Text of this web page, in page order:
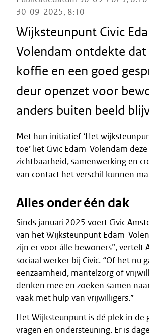
30-09-2025, 8:10
Wijksteunpunt Civic
Volendam ontdekte dat
koffie en een goed
deur openzet voor
anders buiten beeld
Met hun initiatief ‘Het
toe’ liet Civic Edam-Volendam
zichtbaarheid, samenwerking en
van contact het verschil kunnen
Alles onder één dak
Sinds januari 2025 voert Civic
van het Wijksteunpunt Edam-
zijn er voor álle bewoners”, vertelt
sociaal werker bij Civic. “Of het nu
eenzaamheid, mantelzorg of
denken mee en zoeken samen
vaak met hulp van vrijwilligers.”
Het Wijksteunpunt is dé plek in de
vragen en ondersteuning. Er is